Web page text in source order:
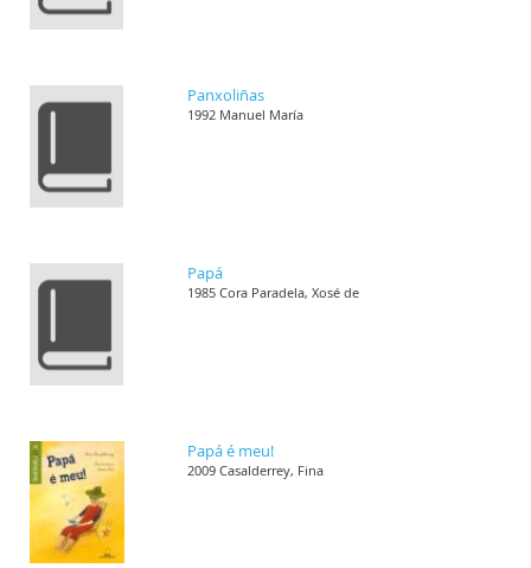
Panxoliñas
1992 Manuel María
Papá
1985 Cora Paradela, Xosé de
Papá é meu!
2009 Casalderrey, Fina